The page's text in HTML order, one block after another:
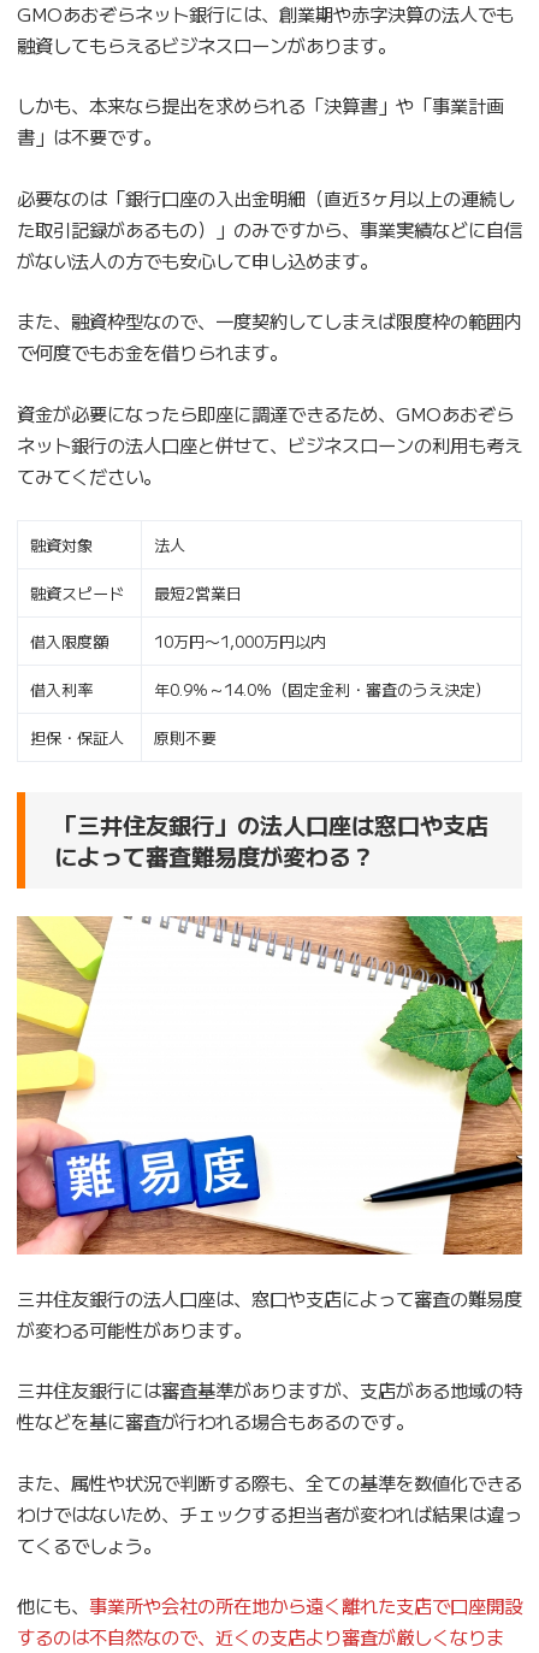
GMOあおぞらネット銀行には、創業期や赤字決算の法人でも
融資してもらえるビジネスローンがあります。
しかも、本来なら提出を求められる「決算書」や「事業計画
書」は不要です。
必要なのは「銀行口座の入出金明細（直近3ヶ月以上の連続し
た取引記録があるもの）」のみですから、事業実績などに自信
がない法人の方でも安心して申し込めます。
また、融資枠型なので、一度契約してしまえば限度枠の範囲内
で何度でもお金を借りられます。
資金が必要になったら即座に調達できるため、GMOあおぞら
ネット銀行の法人口座と併せて、ビジネスローンの利用も考え
てみてください。
融資対象 法人
融資スピード 最短2営業日
借入限度額 10万円〜1,000万円以内
借入利率 年0.9％～14.0％（固定金利・審査のうえ決定）
担保・保証人 原則不要
「三井住友銀行」の法人口座は窓口や支店
によって審査難易度が変わる？
三井住友銀行の法人口座は、窓口や支店によって審査の難易度
が変わる可能性があります。
三井住友銀行には審査基準がありますが、支店がある地域の特
性などを基に審査が行われる場合もあるのです。
また、属性や状況で判断する際も、全ての基準を数値化できる
わけではないため、チェックする担当者が変われば結果は違っ
てくるでしょう。
他にも、 事業所や会社の所在地から遠く離れた支店で口座開設
するのは不自然なので、近くの支店より審査が厳しくなりま